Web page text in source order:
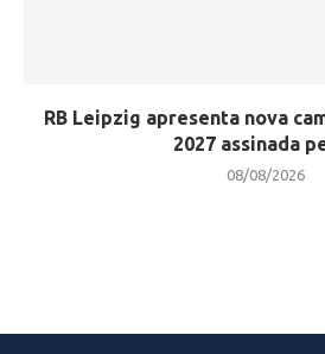
RB Leipzig apresenta nova
2027 assinada
08/08/2026